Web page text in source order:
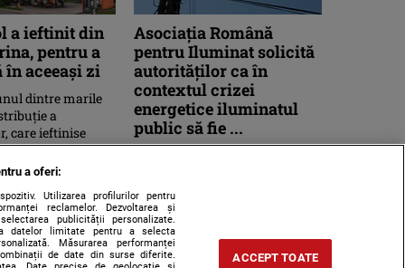
a ieftinit din
pentru a
în aceeași zi
dintre marile
a
care ieftinise
dimineață, a venit
Asociaţia Română
pentru Iluminat solicită
autorităților ca în
contextul crizei
energetice iluminatul
public să fie ...
autorităţilor competente, în
contextul stării de alerte
energetice, ...
a oferi:
Utilizarea profilurilor pentru
reclamelor. Dezvoltarea și
publicității personalizate.
datelor limitate pentru a selecta
Măsurarea performanței
de date din surse diferite.
ACCEPT TOATE